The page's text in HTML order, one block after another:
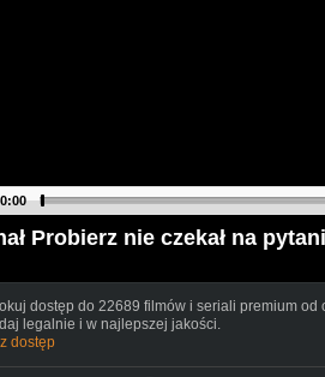
0:00
Probierz nie czekał na
dostęp do 22689 filmów i seriali premium od
legalnie i w najlepszej jakości.
dostęp